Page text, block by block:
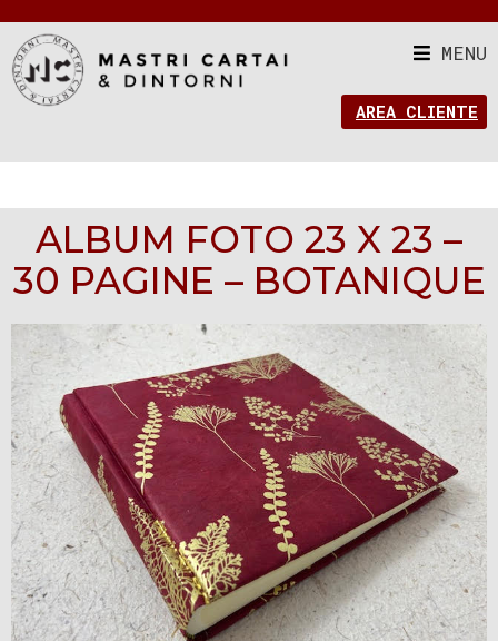
MENU
AREA CLIENTE
ALBUM FOTO 23 X 23 –
30 PAGINE – BOTANIQUE